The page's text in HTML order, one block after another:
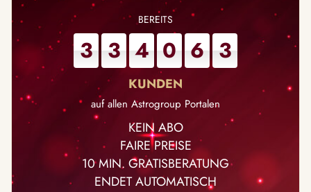
3 3 4 0 6 3
auf allen Astrogroup Portalen
KEIN ABO
FAIRE PREISE
10 MIN. GRATISBERATUNG
ENDET AUTOMATISCH